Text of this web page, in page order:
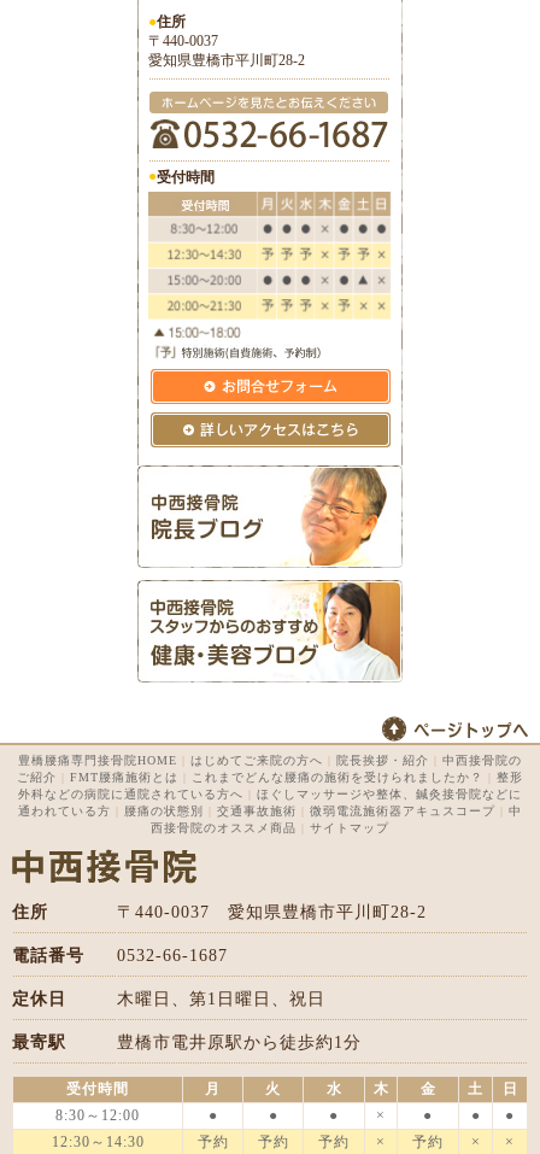
●住所
〒440-0037
愛知県豊橋市平川町28-2
●受付時間
豊橋腰痛専門接骨院HOME はじめてご来院の方へ 院長挨拶・紹介
中西接骨院の
ご紹介
FMT腰痛施術とは これまでどんな腰痛の施術を受けられましたか？
整形
外科などの病院に通院されている方へ
ほぐしマッサージや整体、鍼灸接骨院などに
通われている方
腰痛の状態別 交通事故施術 微弱電流施術器アキュスコープ
中
西接骨院のオススメ商品
サイトマップ
住所 〒440-0037 愛知県豊橋市平川町28-2
電話番号 0532-66-1687
定休日 木曜日、第1日曜日、祝日
最寄駅 豊橋市電井原駅から徒歩約1分
受付時間 月 火 水 木 金 土
日
8:30～12:00
● ● ● × ● ●
●
12:30～14:30
予約 予約 予約 × 予約 × ×